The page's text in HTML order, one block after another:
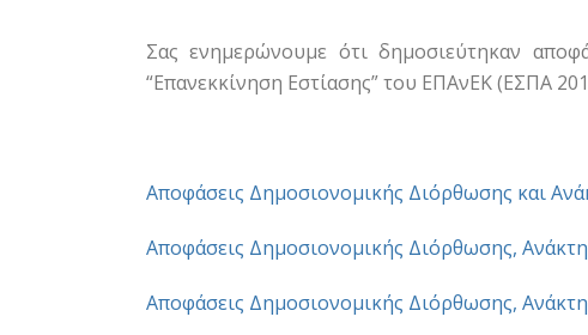
Σας ενημερώνουμε ότι δημοσιεύτηκαν
“Επανεκκίνηση Εστίασης” του ΕΠΑνΕΚ (ΕΣΠΑ
Αποφάσεις Δημοσιονομικής Διόρθωσης και
Αποφάσεις Δημοσιονομικής Διόρθωσης,
Αποφάσεις Δημοσιονομικής Διόρθωσης,